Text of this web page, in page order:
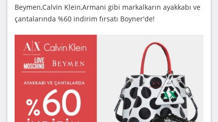
Beymen,Calvin Klein,Armani gibi markalkarın ayakkabı ve
çantalarında %60 indirim fırsatı Boyner'de!